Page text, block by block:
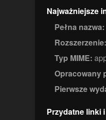
Najważniejsze
Pełna nazwa:
Rozszerzenie:
Typ MIME:
Opracowany
Pierwsze
Przydatne linki